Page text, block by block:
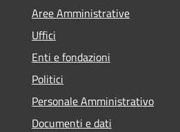
Aree Amministrative
Uffici
Enti e fondazioni
Politici
Personale Amministrativo
Documenti e dati